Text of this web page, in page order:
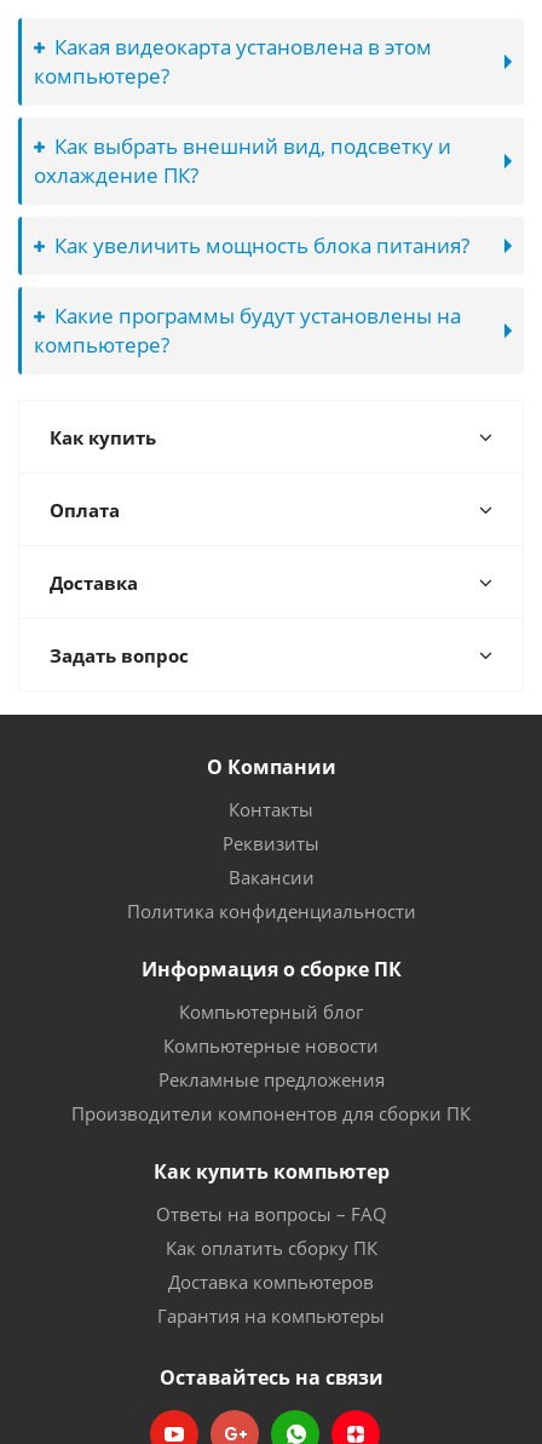
Какая видеокарта установлена в этом
компьютере?
Как выбрать внешний вид, подсветку и
охлаждение ПК?
Как увеличить мощность блока питания?
Какие программы будут установлены на
компьютере?
Как купить
Оплата
Доставка
Задать вопрос
О Компании
Контакты
Реквизиты
Вакансии
Политика конфиденциальности
Информация о сборке ПК
Компьютерный блог
Компьютерные новости
Рекламные предложения
Производители компонентов для сборки ПК
Как купить компьютер
Ответы на вопросы – FAQ
Как оплатить сборку ПК
Доставка компьютеров
Гарантия на компьютеры
Оставайтесь на связи